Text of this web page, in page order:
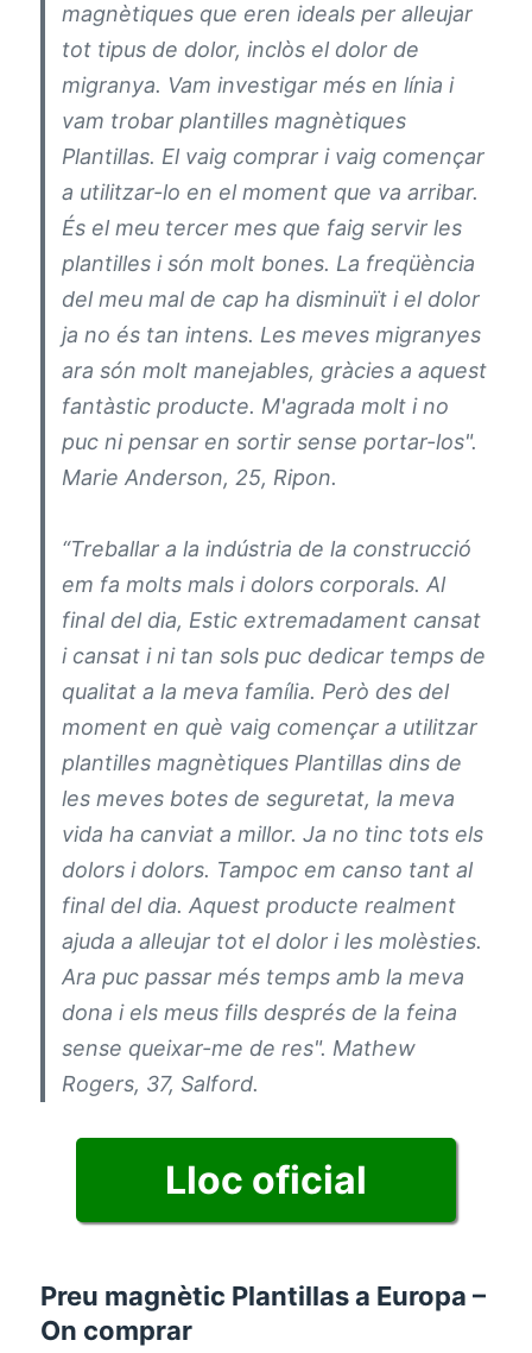
magnètiques que eren ideals per alleujar
tot tipus de dolor, inclòs el dolor de
migranya. Vam investigar més en línia i
vam trobar plantilles magnètiques
Plantillas. El vaig comprar i vaig començar
a utilitzar-lo en el moment que va arribar.
És el meu tercer mes que faig servir les
plantilles i són molt bones. La freqüència
del meu mal de cap ha disminuït i el dolor
ja no és tan intens. Les meves migranyes
ara són molt manejables, gràcies a aquest
fantàstic producte. M'agrada molt i no
puc ni pensar en sortir sense portar-los".
Marie Anderson, 25, Ripon.
“Treballar a la indústria de la construcció
em fa molts mals i dolors corporals. Al
final del dia, Estic extremadament cansat
i cansat i ni tan sols puc dedicar temps de
qualitat a la meva família. Però des del
moment en què vaig començar a utilitzar
plantilles magnètiques Plantillas dins de
les meves botes de seguretat, la meva
vida ha canviat a millor. Ja no tinc tots els
dolors i dolors. Tampoc em canso tant al
final del dia. Aquest producte realment
ajuda a alleujar tot el dolor i les molèsties.
Ara puc passar més temps amb la meva
dona i els meus fills després de la feina
sense queixar-me de res". Mathew
Rogers, 37, Salford.
Lloc oficial
Preu magnètic Plantillas a Europa –
On comprar